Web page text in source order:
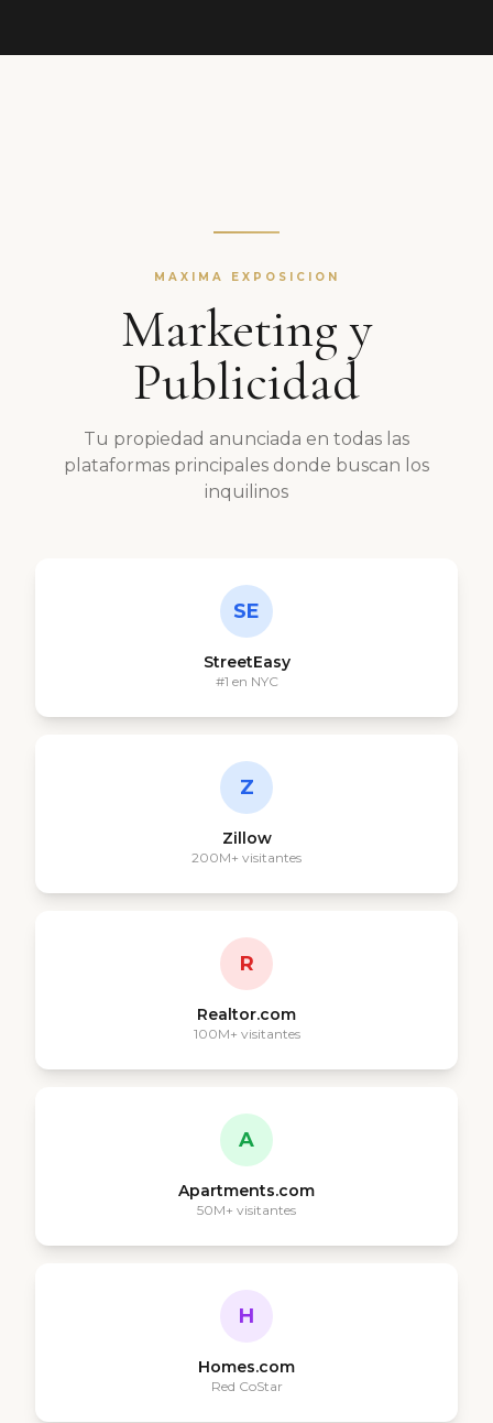
MAXIMA EXPOSICION
Marketing y
Publicidad
Tu propiedad anunciada en todas las
plataformas principales donde buscan los
inquilinos
SE
StreetEasy
#1 en NYC
Z
Zillow
200M+ visitantes
R
Realtor.com
100M+ visitantes
A
Apartments.com
50M+ visitantes
H
Homes.com
Red CoStar